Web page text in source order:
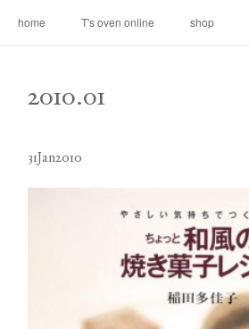
home T's oven online shop
2010.01
31Jan2010